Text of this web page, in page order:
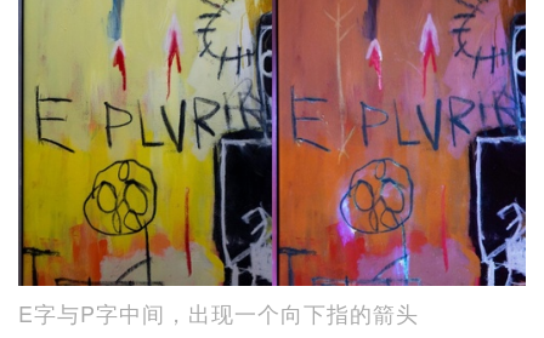
E字与P字中间，出现一个向下指的箭头